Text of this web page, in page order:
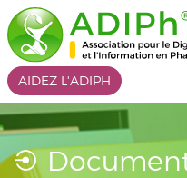
AIDEZ L'ADIPH